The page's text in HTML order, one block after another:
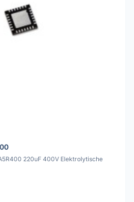
220uF 400V Elektrolytische